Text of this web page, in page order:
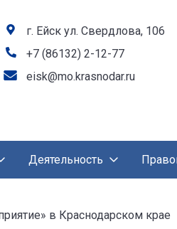
г. Ейск ул. Свердлова, 106
+7 (86132) 2-12-77
eisk@mo.krasnodar.ru
Деятельность
в Краснодарском крае